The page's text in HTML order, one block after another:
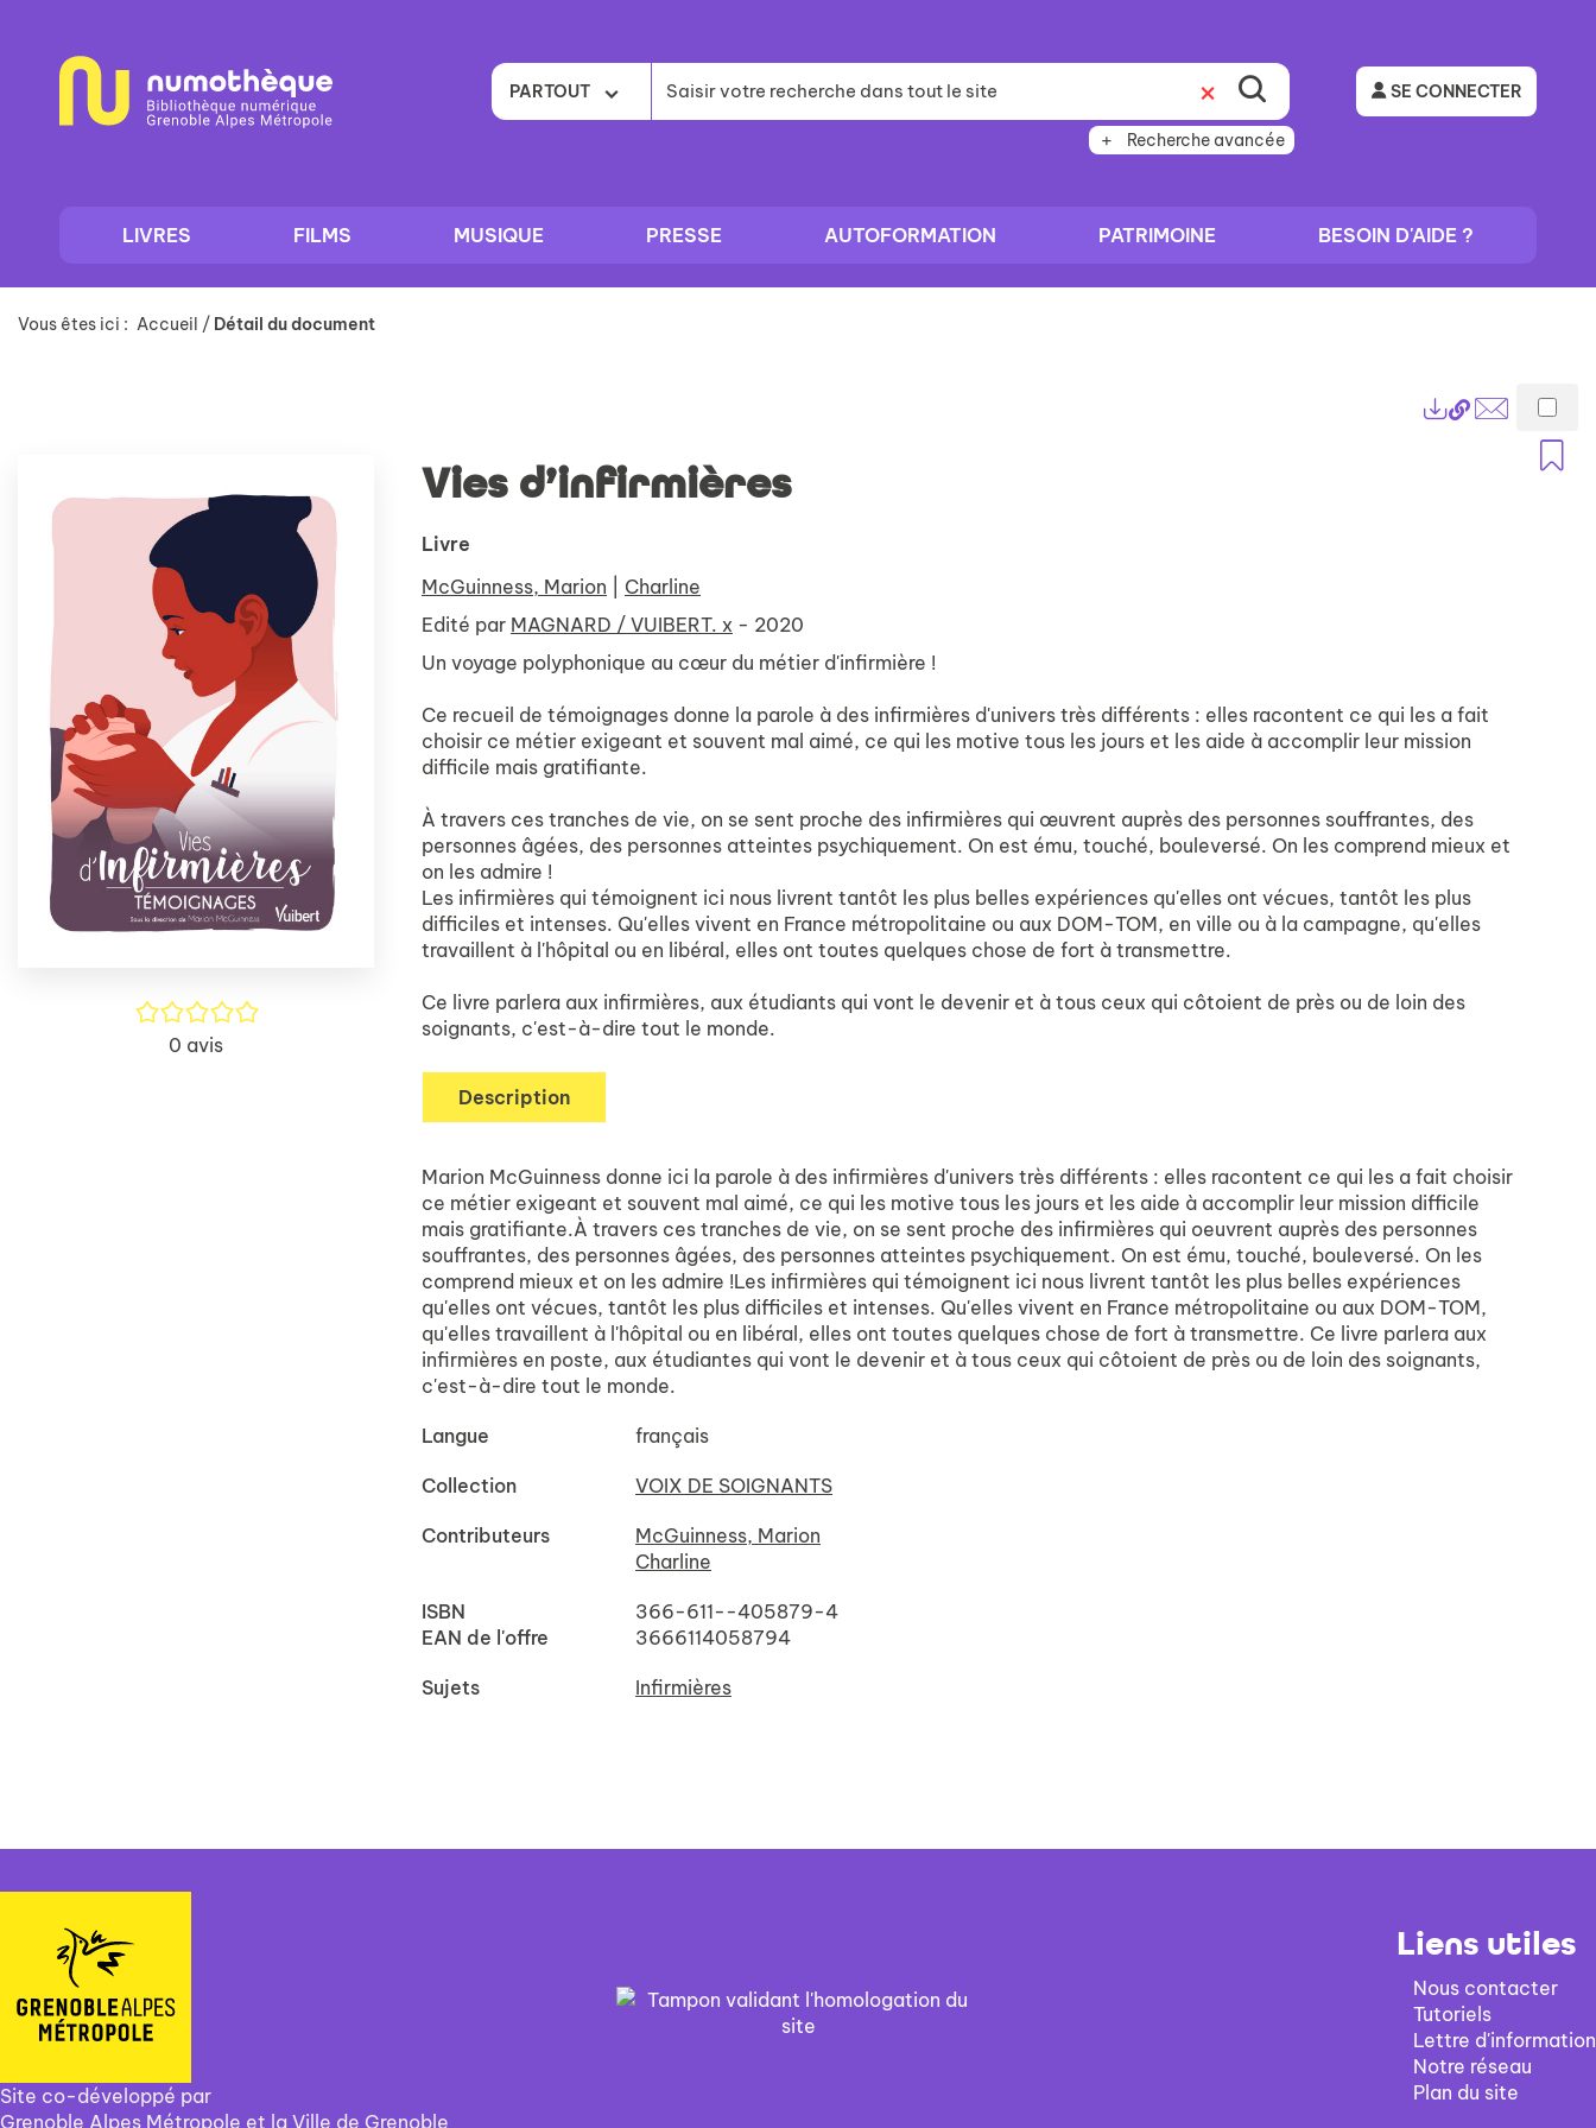
contenu
PARTOUT
Recherche avancée
SE CONNECTER
LIVRES FILMS MUSIQUE PRESSE AUTOFORMATION PATRIMOINE BESOIN D'AIDE ?
Vous êtes ici : Accueil / Détail du document
Lien
permanent
(Nouvelle
Envoyer
/5
0 avis
Vies d’infirmières
Livre
McGuinness, Marion
Charline
Edité par MAGNARD / VUIBERT. x - 2020
Un voyage polyphonique au cœur du métier d'infirmière !
Ce recueil de témoignages donne la parole à des infirmières d'univers très différents : elles racontent ce qui les a fait
choisir ce métier exigeant et souvent mal aimé, ce qui les motive tous les jours et les aide à accomplir leur mission
difficile mais gratifiante.
À travers ces tranches de vie, on se sent proche des infirmières qui œuvrent auprès des personnes souffrantes, des
personnes âgées, des personnes atteintes psychiquement. On est ému, touché, bouleversé. On les comprend mieux et
on les admire !
Les infirmières qui témoignent ici nous livrent tantôt les plus belles expériences qu'elles ont vécues, tantôt les plus
difficiles et intenses. Qu'elles vivent en France métropolitaine ou aux DOM-TOM, en ville ou à la campagne, qu'elles
travaillent à l'hôpital ou en libéral, elles ont toutes quelques chose de fort à transmettre.
Ce livre parlera aux infirmières, aux étudiants qui vont le devenir et à tous ceux qui côtoient de près ou de loin des
soignants, c'est-à-dire tout le monde.
Description
Marion McGuinness donne ici la parole à des infirmières d'univers très différents : elles racontent ce qui les a fait choisir
ce métier exigeant et souvent mal aimé, ce qui les motive tous les jours et les aide à accomplir leur mission difficile
mais gratifiante.À travers ces tranches de vie, on se sent proche des infirmières qui oeuvrent auprès des personnes
souffrantes, des personnes âgées, des personnes atteintes psychiquement. On est ému, touché, bouleversé. On les
comprend mieux et on les admire !Les infirmières qui témoignent ici nous livrent tantôt les plus belles expériences
qu'elles ont vécues, tantôt les plus difficiles et intenses. Qu'elles vivent en France métropolitaine ou aux DOM-TOM,
qu'elles travaillent à l'hôpital ou en libéral, elles ont toutes quelques chose de fort à transmettre. Ce livre parlera aux
infirmières en poste, aux étudiantes qui vont le devenir et à tous ceux qui côtoient de près ou de loin des soignants,
c'est-à-dire tout le monde.
Langue français
Collection VOIX DE SOIGNANTS
Contributeurs
McGuinness, Marion
Charline
ISBN
366-611--405879-4
EAN de l'offre
3666114058794
Sujets Infirmières
Site co-développé par
Grenoble Alpes Métropole et la Ville de Grenoble
Liens utiles
Nous contacter
Tutoriels
Lettre d'information
Notre réseau
Plan du site